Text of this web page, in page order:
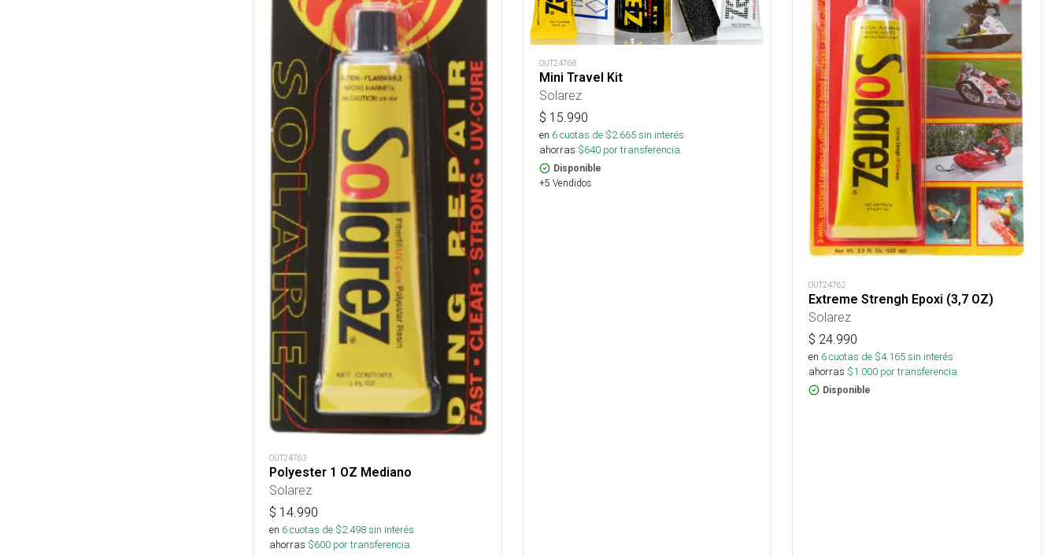
OUT24763
Polyester 1 OZ Mediano
Solarez
$ 14.990
en 6cuotas de $2.498sin interés
ahorras $600 por transferencia.
OUT24768
Mini Travel Kit
Solarez
$ 15.990
en 6cuotas de $2.665sin interés
ahorras $640por transferencia.
Disponible
+5 Vendidos
OUT24762
Extreme Strengh Epoxi (3,7 OZ)
Solarez
$ 24.990
en 6cuotas de $4.165sin interés
ahorras $1.000 por transferencia.
Disponible